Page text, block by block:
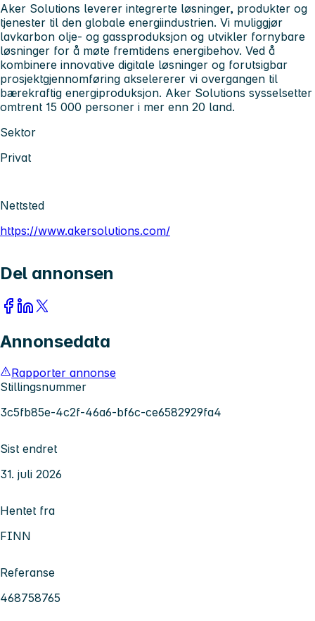
Aker Solutions leverer integrerte løsninger, produkter og
tjenester til den globale energiindustrien. Vi muliggjør
lavkarbon olje- og gassproduksjon og utvikler fornybare
løsninger for å møte fremtidens energibehov. Ved å
kombinere innovative digitale løsninger og forutsigbar
prosjektgjennomføring akselererer vi overgangen til
bærekraftig energiproduksjon. Aker Solutions sysselsetter
omtrent 15 000 personer i mer enn 20 land.
Sektor
Privat
Nettsted
https://www.akersolutions.com/
Del annonsen
Annonsedata
Rapporter annonse
Stillingsnummer
3c5fb85e-4c2f-46a6-bf6c-ce6582929fa4
Sist endret
31. juli 2026
Hentet fra
FINN
Referanse
468758765